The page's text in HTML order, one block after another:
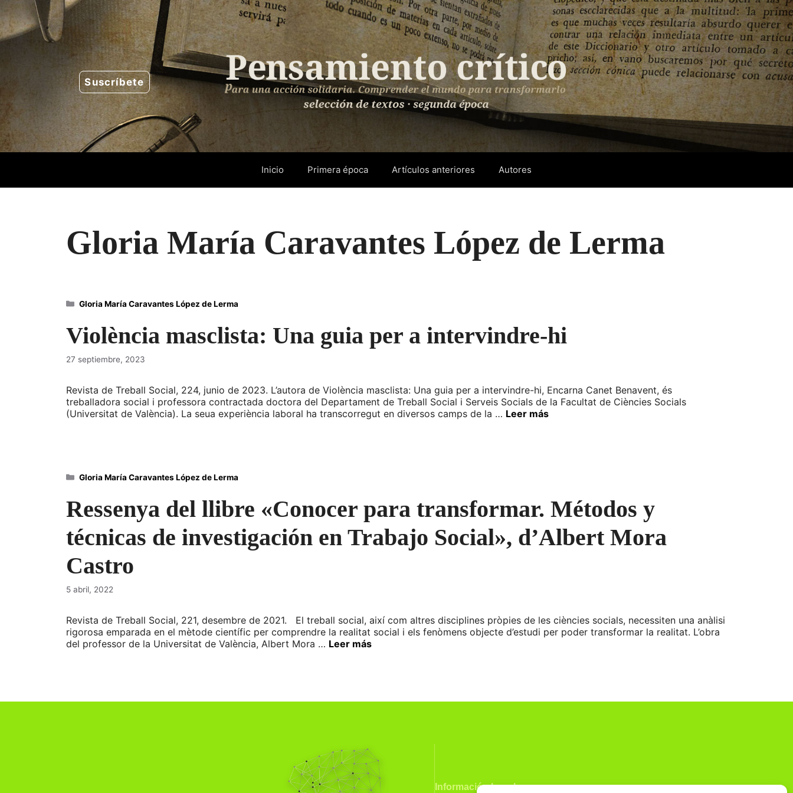
Saltar
al
contenido
Suscríbete
Inicio Primera época Artículos anteriores Autores
Gloria María Caravantes López de Lerma
Violència masclista: Una guia per a intervindre-hi
27 septiembre, 2023
Revista de Treball Social, 224, junio de 2023. L’autora de Violència masclista: Una guia per a intervindre-hi, Encarna Canet Benavent, és
treballadora social i professora contractada doctora del Departament de Treball Social i Serveis Socials de la Facultat de Ciències Socials
(Universitat de València). La seua experiència laboral ha transcorregut en diversos camps de la … Leer más
Categorías
Gloria María Caravantes López de Lerma
Ressenya del llibre «Conocer para transformar. Métodos y
técnicas de investigación en Trabajo Social», d’Albert Mora
Castro
5 abril, 2022
Revista de Treball Social, 221, desembre de 2021. El treball social, així com altres disciplines pròpies de les ciències socials, necessiten una anàlisi
rigorosa emparada en el mètode científic per comprendre la realitat social i els fenòmens objecte d’estudi per poder transformar la realitat. L’obra
del professor de la Universitat de València, Albert Mora … Leer más
Categorías
Gloria María Caravantes López de Lerma
Información Legal